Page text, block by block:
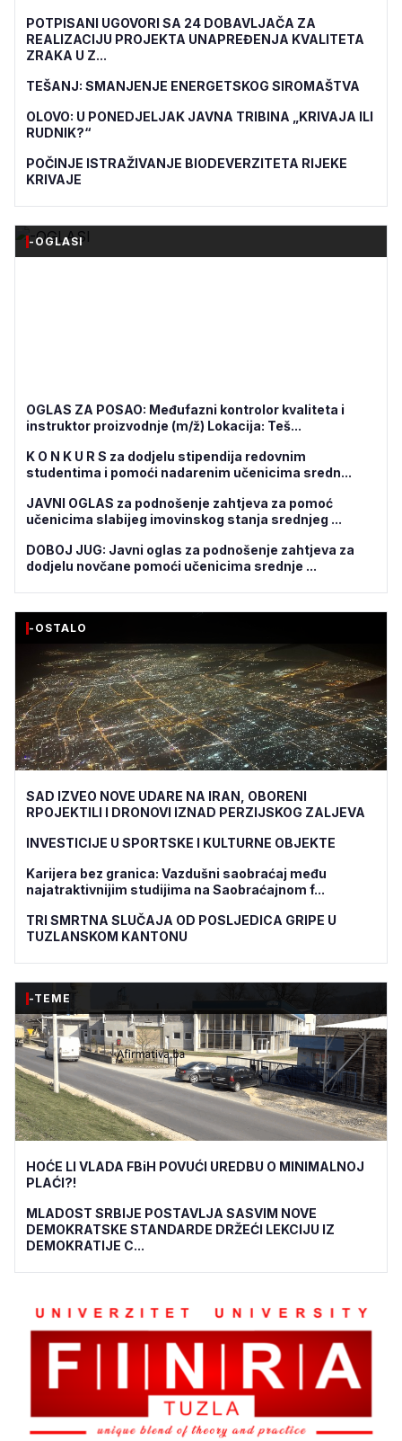
POTPISANI UGOVORI SA 24 DOBAVLJAČA ZA
REALIZACIJU PROJEKTA UNAPREĐENJA KVALITETA
ZRAKA U Z...
TEŠANJ: SMANJENJE ENERGETSKOG SIROMAŠTVA
OLOVO: U PONEDJELJAK JAVNA TRIBINA „KRIVAJA ILI
RUDNIK?“
POČINJE ISTRAŽIVANJE BIODEVERZITETA RIJEKE
KRIVAJE
-OGLASI
OGLAS ZA POSAO: Međufazni kontrolor kvaliteta i
instruktor proizvodnje (m/ž) Lokacija: Teš...
K O N K U R S za dodjelu stipendija redovnim
studentima i pomoći nadarenim učenicima sredn...
JAVNI OGLAS za podnošenje zahtjeva za pomoć
učenicima slabijeg imovinskog stanja srednjeg ...
DOBOJ JUG: Javni oglas za podnošenje zahtjeva za
dodjelu novčane pomoći učenicima srednje ...
-OSTALO
SAD IZVEO NOVE UDARE NA IRAN, OBORENI
RPOJEKTILI I DRONOVI IZNAD PERZIJSKOG ZALJEVA
INVESTICIJE U SPORTSKE I KULTURNE OBJEKTE
Karijera bez granica: Vazdušni saobraćaj među
najatraktivnijim studijima na Saobraćajnom f...
TRI SMRTNA SLUČAJA OD POSLJEDICA GRIPE U
TUZLANSKOM KANTONU
-TEME
HOĆE LI VLADA FBiH POVUĆI UREDBU O MINIMALNOJ
PLAĆI?!
MLADOST SRBIJE POSTAVLJA SASVIM NOVE
DEMOKRATSKE STANDARDE DRŽEĆI LEKCIJU IZ
DEMOKRATIJE C...